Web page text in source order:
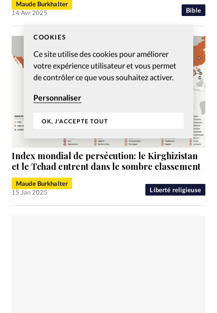
COOKIES
Ce site utilise des cookies pour améliorer
votre expérience utilisateur et vous permet
de contrôler ce que vous souhaitez activer.
Personnaliser
OK, J'ACCEPTE TOUT
Bible
Maude Burkhalter
14 Avr 2025
Liberté religieuse
Index mondial de persécution: le Kirghizistan
et le Tchad entrent dans le sombre classement
Maude Burkhalter
15 Jan 2025